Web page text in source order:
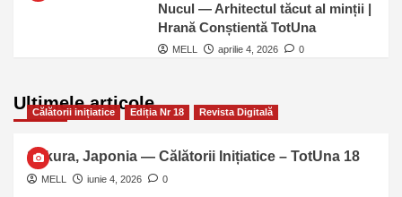
Nucul — Arhitectul tăcut al minții |
Hrană Conștientă TotUna
MELL aprilie 4, 2026 0
Ultimele articole
Călătorii inițiatice Ediția Nr 18 Revista Digitală
Sakura, Japonia — Călătorii Inițiatice – TotUna 18
MELL iunie 4, 2026 0